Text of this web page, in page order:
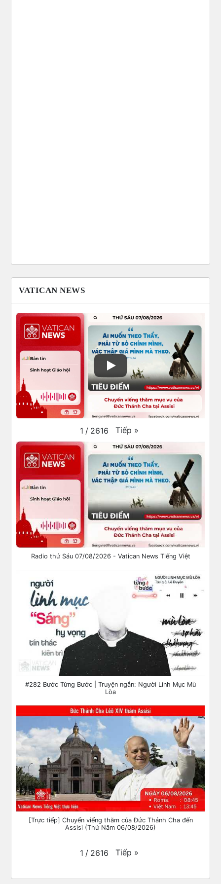
VATICAN NEWS
1 / 2616 Tiếp »
Radio thứ Sáu 07/08/2026 - Vatican News Tiếng Việt
#282 Bước Từng Bước | Truyện ngắn: Người Linh Mục Mù
Lòa
[Trực tiếp] Chuyến viếng thăm của Đức Thánh Cha đến
Assisi (Thứ Năm 06/08/2026)
1 / 2616 Tiếp »